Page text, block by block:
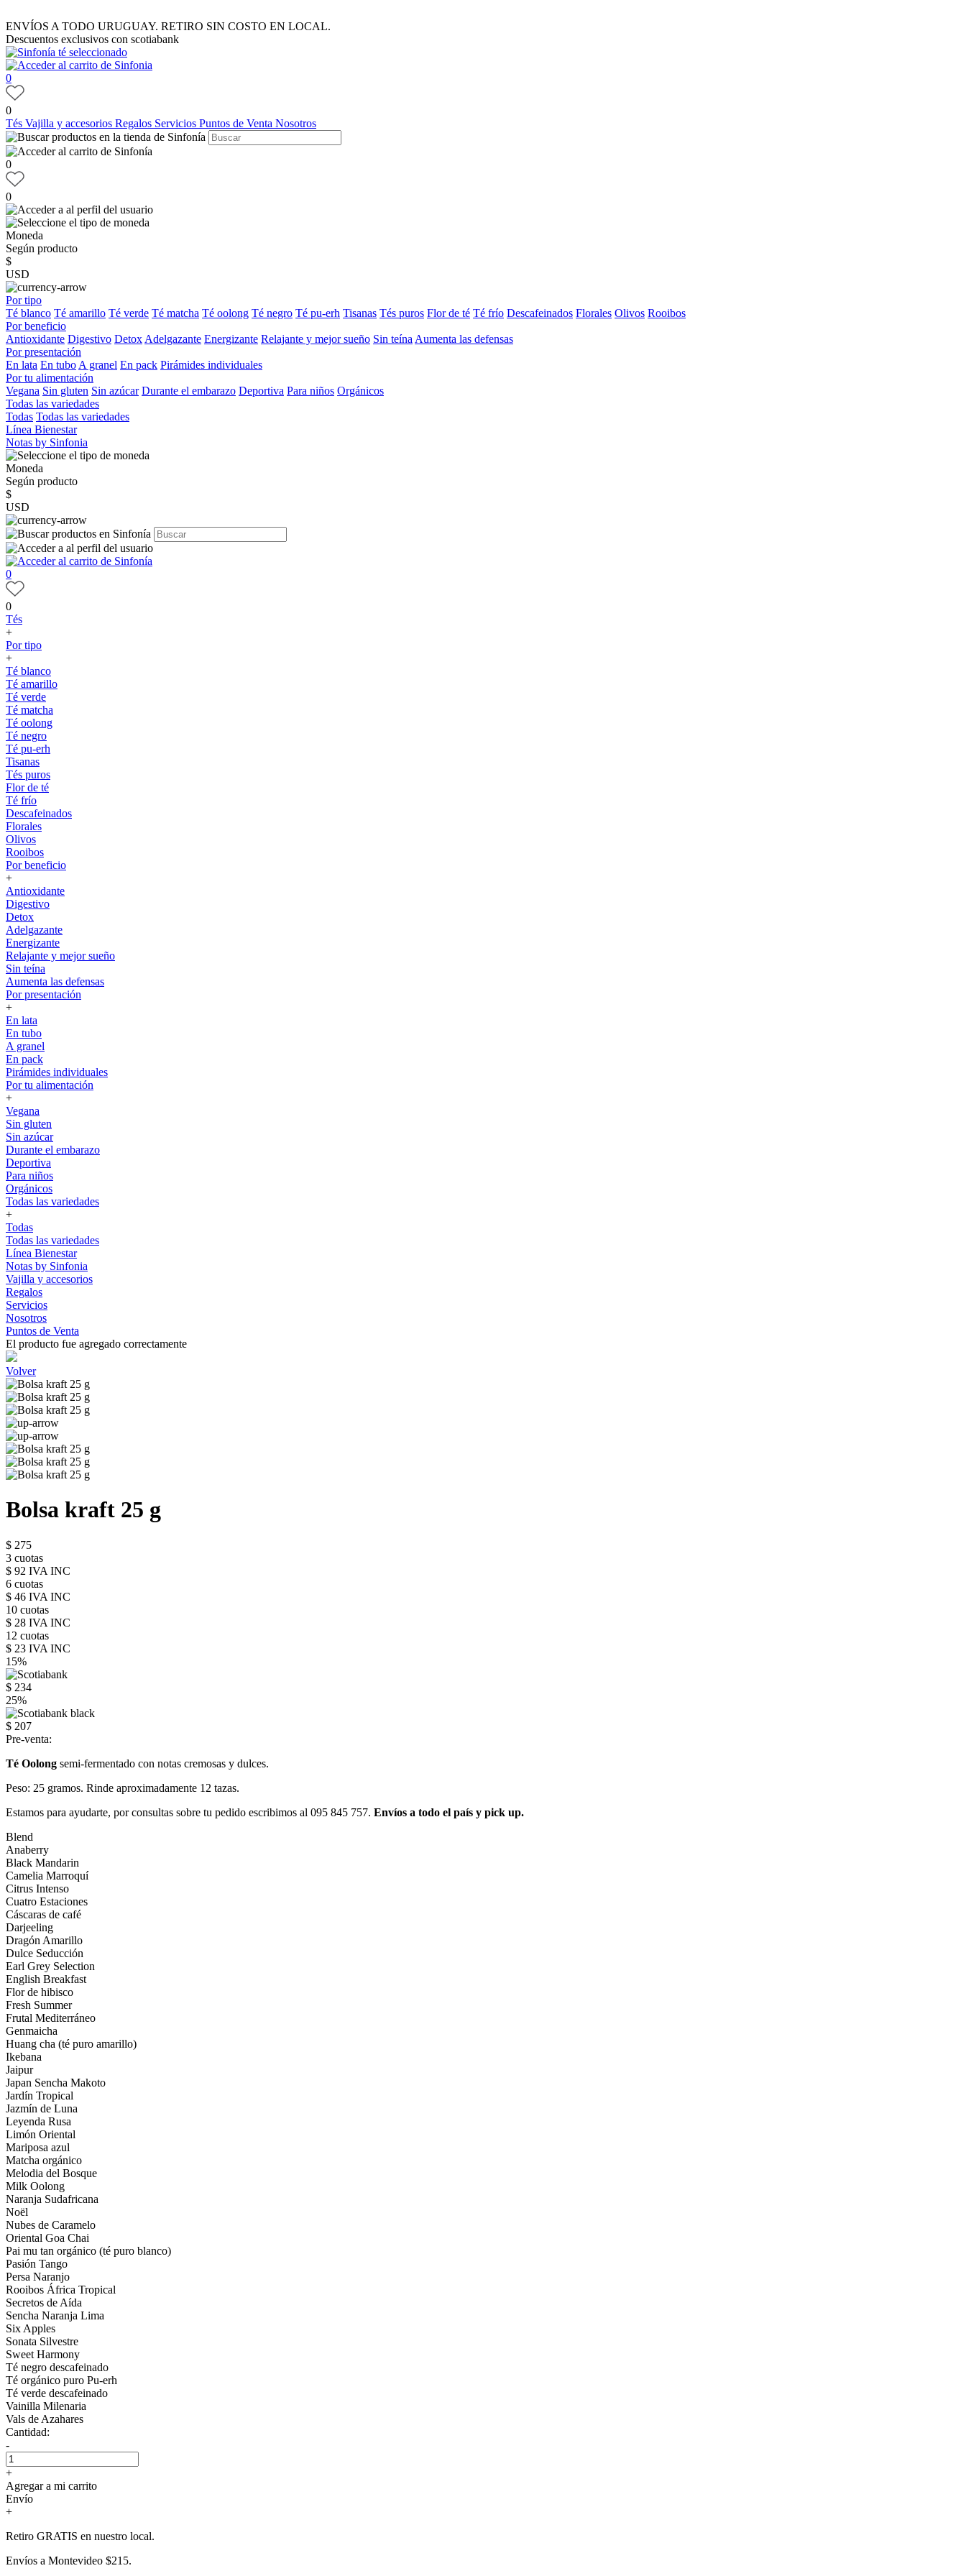
ENVÍOS A TODO URUGUAY. RETIRO SIN COSTO EN LOCAL.
Descuentos exclusivos con scotiabank
0
0
Tés Vajilla y accesorios Regalos Servicios Puntos de Venta Nosotros
0
0
Moneda
Según producto
$
USD
Por tipo
Té blanco Té amarillo Té verde Té matcha Té oolong Té negro Té pu-erh Tisanas Tés puros Flor de té Té frío Descafeinados Florales Olivos Rooibos
Por beneficio
Antioxidante Digestivo Detox Adelgazante Energizante Relajante y mejor sueño Sin teína Aumenta las defensas
Por presentación
En lata En tubo A granel En pack Pirámides individuales
Por tu alimentación
Vegana Sin gluten Sin azúcar Durante el embarazo Deportiva Para niños Orgánicos
Todas las variedades
Todas Todas las variedades
Línea Bienestar
Notas by Sinfonia
Moneda
Según producto
$
USD
0
0
Tés
+
Por tipo
+
Té blanco
Té amarillo
Té verde
Té matcha
Té oolong
Té negro
Té pu-erh
Tisanas
Tés puros
Flor de té
Té frío
Descafeinados
Florales
Olivos
Rooibos
Por beneficio
+
Antioxidante
Digestivo
Detox
Adelgazante
Energizante
Relajante y mejor sueño
Sin teína
Aumenta las defensas
Por presentación
+
En lata
En tubo
A granel
En pack
Pirámides individuales
Por tu alimentación
+
Vegana
Sin gluten
Sin azúcar
Durante el embarazo
Deportiva
Para niños
Orgánicos
Todas las variedades
+
Todas
Todas las variedades
Línea Bienestar
Notas by Sinfonia
Vajilla y accesorios
Regalos
Servicios
Nosotros
Puntos de Venta
El producto fue agregado correctamente
Volver
Bolsa kraft 25 g
$ 275
3 cuotas
$ 92 IVA INC
6 cuotas
$ 46 IVA INC
10 cuotas
$ 28 IVA INC
12 cuotas
$ 23 IVA INC
15%
$ 234
25%
$ 207
Pre-venta:
Té Oolong semi-fermentado con notas cremosas y dulces.
Peso: 25 gramos. Rinde aproximadamente 12 tazas.
Estamos para ayudarte, por consultas sobre tu pedido escribimos al 095 845 757. Envíos a todo el país y pick up.
Blend
Anaberry
Black Mandarin
Camelia Marroquí
Citrus Intenso
Cuatro Estaciones
Cáscaras de café
Darjeeling
Dragón Amarillo
Dulce Seducción
Earl Grey Selection
English Breakfast
Flor de hibisco
Fresh Summer
Frutal Mediterráneo
Genmaicha
Huang cha (té puro amarillo)
Ikebana
Jaipur
Japan Sencha Makoto
Jardín Tropical
Jazmín de Luna
Leyenda Rusa
Limón Oriental
Mariposa azul
Matcha orgánico
Melodia del Bosque
Milk Oolong
Naranja Sudafricana
Noël
Nubes de Caramelo
Oriental Goa Chai
Pai mu tan orgánico (té puro blanco)
Pasión Tango
Persa Naranjo
Rooibos África Tropical
Secretos de Aída
Sencha Naranja Lima
Six Apples
Sonata Silvestre
Sweet Harmony
Té negro descafeinado
Té orgánico puro Pu-erh
Té verde descafeinado
Vainilla Milenaria
Vals de Azahares
Cantidad:
-
+
Agregar a mi carrito
Envío
+
Retiro GRATIS en nuestro local.
Envíos a Montevideo $215.